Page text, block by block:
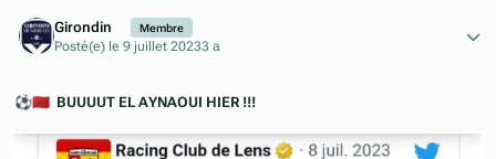
Girondin Membre
Posté(e) le 9 juillet 20233 a
⚽🇲🇦 BUUUUT EL AYNAOUI HIER !!!